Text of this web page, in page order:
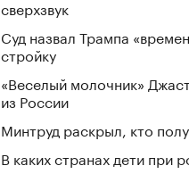
сверхзвук
Суд назвал Трампа
стройку
«Веселый молочник»
из России
Минтруд раскрыл, кто
В каких странах дети при